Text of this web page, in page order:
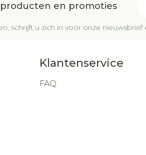
en promoties
schrijft u zich in voor onze
Klantenservice
FAQ